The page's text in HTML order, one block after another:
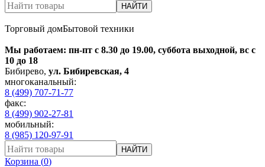
НАЙТИ
Торговый домБытовой техники
Мы работаем: пн-пт с 8.30 до 19.00, суббота выходной, вс с
10 до 18
Бибирево, ул. Бибиревская, 4
многоканальный:
8 (499) 707-71-77
факс:
8 (499) 902-27-81
мобильный:
8 (985) 120-97-91
НАЙТИ
Корзина (0)